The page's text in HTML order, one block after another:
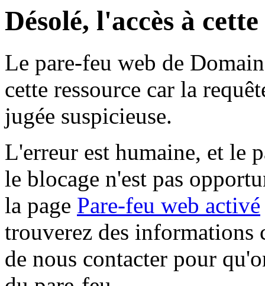
Désolé, l'accès à
Le pare-feu web de
cette ressource car la
jugée suspicieuse.
L'erreur est humaine, et le
le blocage n'est pas
la page Pare-feu web activé
trouverez des informations
de nous contacter pour